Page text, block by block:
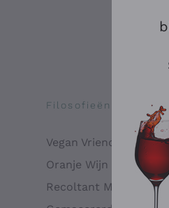
Filosofieën
Vegan Vriendelijk
Oranje Wijn
Recoltant Manipulant